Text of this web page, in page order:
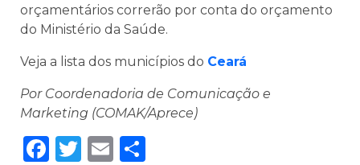
orçamentários correrão por conta do orçamento
do Ministério da Saúde.
Veja a lista dos municípios do Ceará
Por Coordenadoria de Comunicação e
Marketing (COMAK/Aprece)
Facebook
Twitter
Email